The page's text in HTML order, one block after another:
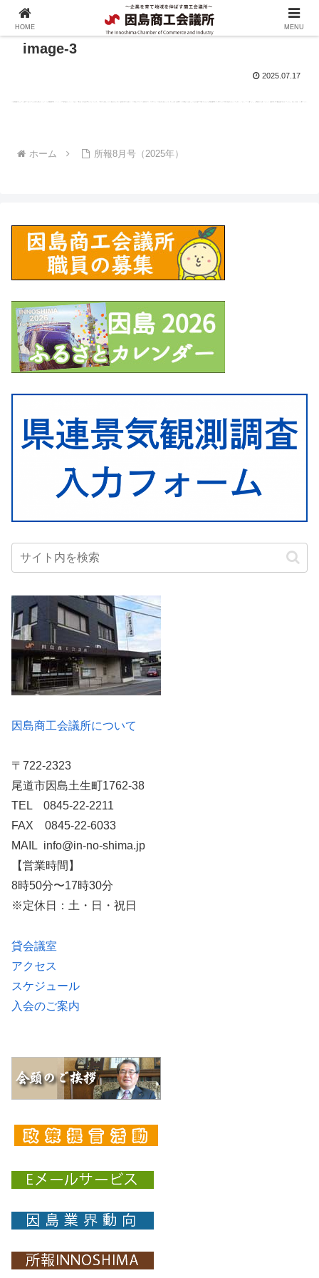
image-3
2025.07.17
ホーム 所報8月号（2025年）
因島商工会議所について
〒722-2323
尾道市因島土生町1762-38
TEL 0845-22-2211
FAX 0845-22-6033
MAIL info@in-no-shima.jp
【営業時間】
8時50分〜17時30分
※定休日：土・日・祝日
貸会議室
アクセス
スケジュール
入会のご案内
HOME MENU